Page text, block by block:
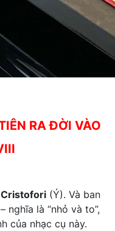
RA ĐỜI VÀO
(Ý). Và ban
nghĩa là “nhỏ và to”,
của nhạc cụ này.